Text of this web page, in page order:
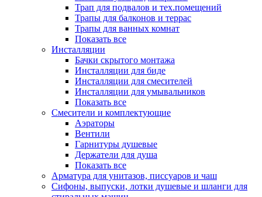
Трап для подвалов и тех.помещений
Трапы для балконов и террас
Трапы для ванных комнат
Показать все
Инсталляции
Бачки скрытого монтажа
Инсталляции для биде
Инсталляции для смесителей
Инсталляции для умывальников
Показать все
Смесители и комплектующие
Аэраторы
Вентили
Гарнитуры душевые
Держатели для душа
Показать все
Арматура для унитазов, писсуаров и чаш
Сифоны, выпуски, лотки душевые и шланги для